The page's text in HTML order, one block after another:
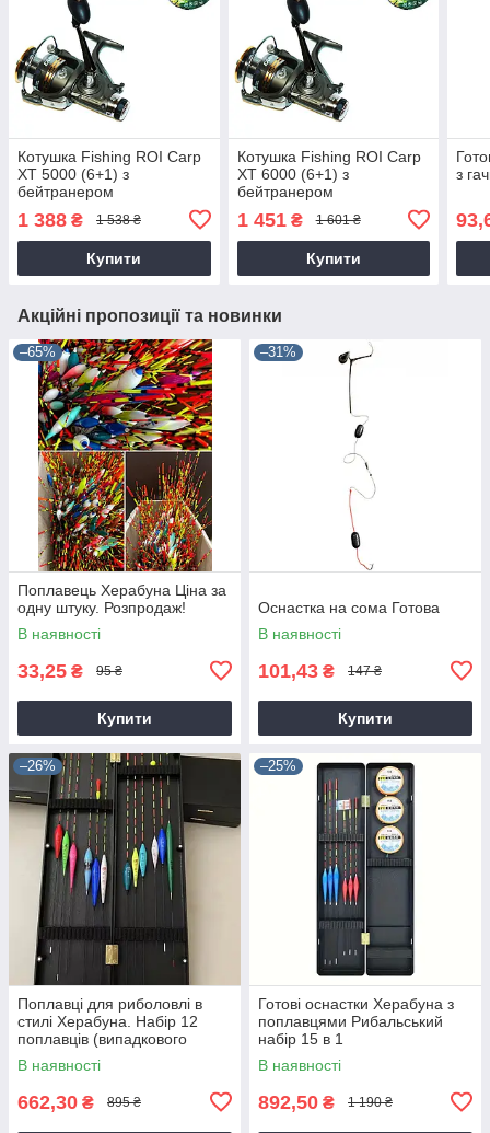
Котушка Fishing ROI Carp
XT 5000 (6+1) з
бейтранером
1 388 ₴ 1 538 ₴
Купити
Котушка Fishing ROI Carp
XT 6000 (6+1) з
бейтранером
1 451₴ 1 601 ₴
Купити
з
Акційні пропозиції та новинки
–65%
Поплавець Херабуна Ціна за
одну штуку. Розпродаж!
В наявності
33,25 ₴ 95 ₴
Купити
–31%
Оснастка на сома Готова
В наявності
101,43 ₴ 147 ₴
Купити
–26%
Поплавці для риболовлі в
стилі Херабуна. Набір 12
поплавців (випадкового
кольору ваги та довжини) +
коробка
В наявності
662,30 ₴ 895 ₴
–25%
Готові оснастки Херабуна з
поплавцями Рибальський
набір 15 в 1
В наявності
892,50 ₴ 1 190 ₴